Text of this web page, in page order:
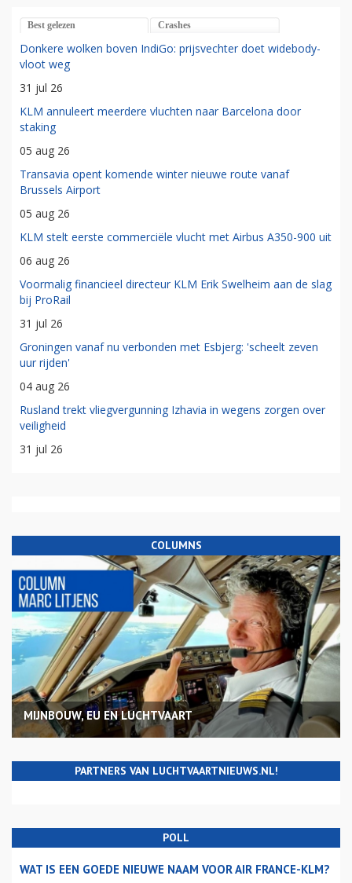
Best gelezen Crashes
Donkere wolken boven IndiGo: prijsvechter doet widebody-
vloot weg
31 jul 26
KLM annuleert meerdere vluchten naar Barcelona door
staking
05 aug 26
Transavia opent komende winter nieuwe route vanaf
Brussels Airport
05 aug 26
KLM stelt eerste commerciële vlucht met Airbus A350-900 uit
06 aug 26
Voormalig financieel directeur KLM Erik Swelheim aan de slag
bij ProRail
31 jul 26
Groningen vanaf nu verbonden met Esbjerg: 'scheelt zeven
uur rijden'
04 aug 26
Rusland trekt vliegvergunning Izhavia in wegens zorgen over
veiligheid
31 jul 26
COLUMNS
MIJNBOUW, EU EN LUCHTVAART
PARTNERS VAN LUCHTVAARTNIEUWS.NL!
POLL
WAT IS EEN GOEDE NIEUWE NAAM VOOR AIR FRANCE-KLM?